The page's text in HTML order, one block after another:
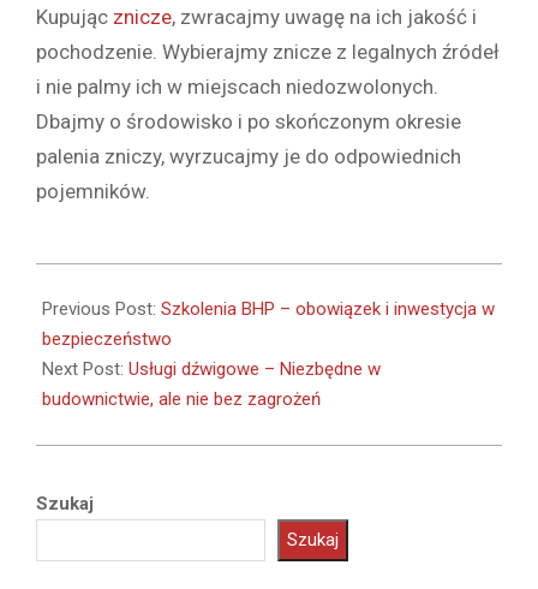
Kupując znicze, zwracajmy uwagę na ich jakość i
pochodzenie. Wybierajmy znicze z legalnych źródeł
i nie palmy ich w miejscach niedozwolonych.
Dbajmy o środowisko i po skończonym okresie
palenia zniczy, wyrzucajmy je do odpowiednich
pojemników.
06-
26
Previous Post: Szkolenia BHP – obowiązek i inwestycja w
bezpieczeństwo
Next Post: Usługi dźwigowe – Niezbędne w
budownictwie, ale nie bez zagrożeń
Szukaj
Szukaj